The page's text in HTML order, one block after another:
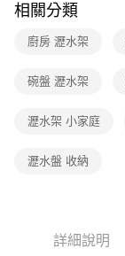
相關分類
廚房 瀝水架
碗盤 瀝水架
瀝水架 小家庭
瀝水盤 收納
詳細說明